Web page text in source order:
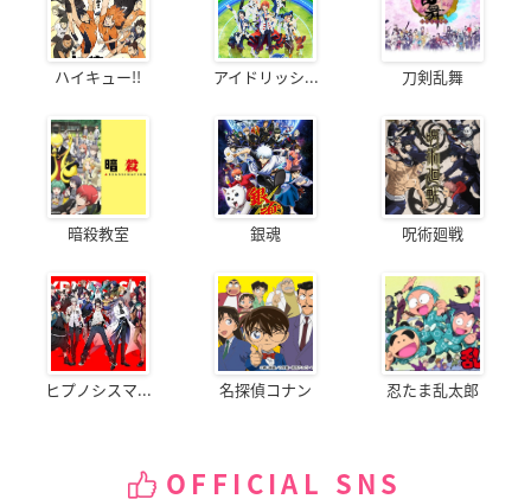
ハイキュー!! アイドリッシ... 刀剣乱舞
暗殺教室 銀魂 呪術廻戦
ヒプノシスマ... 名探偵コナン 忍たま乱太郎
OFFICIAL SNS